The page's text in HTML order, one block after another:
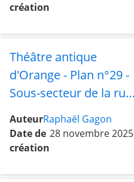
création
Théâtre antique
d'Orange - Plan n°29 -
Sous-secteur de la rue
sud avec les abords est
AuteurRaphaël Gagon
Date de
création
28 novembre 2025